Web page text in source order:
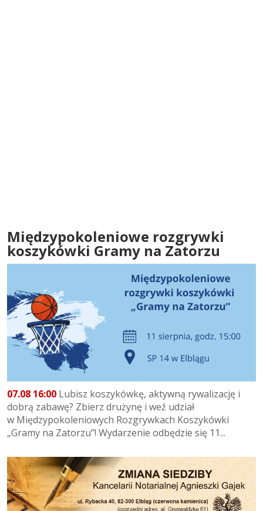
Międzypokoleniowe rozgrywki
koszykówki Gramy na Zatorzu
07.08 16:00 Lubisz koszykówkę, aktywną rywalizację i
dobrą zabawę? Zbierz drużynę i weź udział
w Międzypokoleniowych Rozgrywkach Koszykówki
„Gramy na Zatorzu”! Wydarzenie odbędzie się 11...